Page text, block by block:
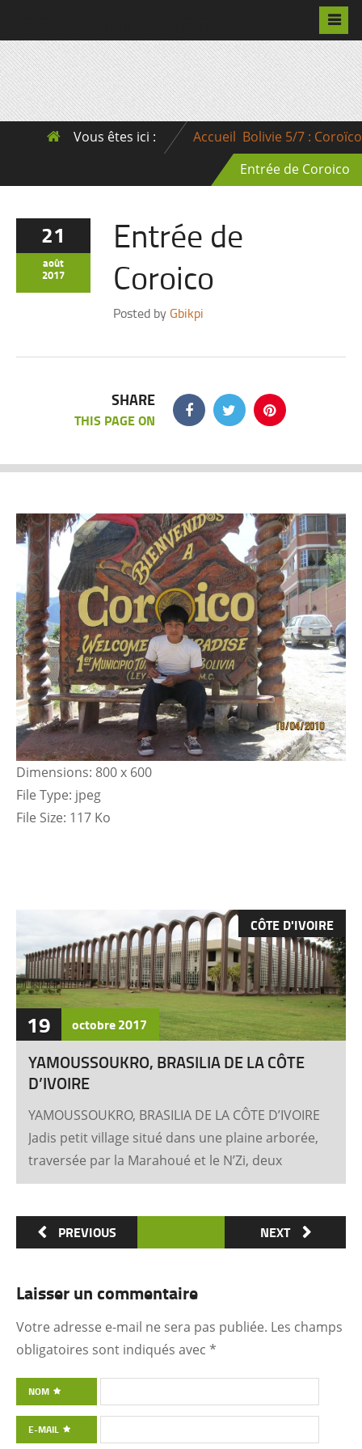
Vous êtes ici : Accueil Bolivie 5/7 : Coroïco
Entrée de Coroico
21
août
2017
Entrée de
Coroico
Posted by Gbikpi
SHARE
THIS PAGE ON
Dimensions: 800 x 600
File Type: jpeg
File Size: 117 Ko
CÔTE D'IVOIRE
19 octobre2017
YAMOUSSOUKRO, BRASILIA DE LA CÔTE
D’IVOIRE
YAMOUSSOUKRO, BRASILIA DE LA CÔTE D’IVOIRE
Jadis petit village situé dans une plaine arborée,
traversée par la Marahoué et le N’Zi, deux
affluents du Bandama, Yamoussoukro est
synonyme de la Côte d’Ivoire Un symbole
universel Créée ex nihilo au centre du pays à
un événement majeur dans l’histoire de
l’urbanisme de la Côte d’Ivoire. Félix Houphouët-
Boigny et ses architectes (Pierre Fakhoury et
Clément Cacoub pour la Fondation FHB, …) ont
voulu que tout, depuis le plan général des
quartiers administratifs et résidentiels jusqu’à la
PREVIOUS NEXT
Laisser un commentaire
Votre adresse e-mail ne sera pas publiée. Les champs
obligatoires sont indiqués avec *
NOM
E-MAIL